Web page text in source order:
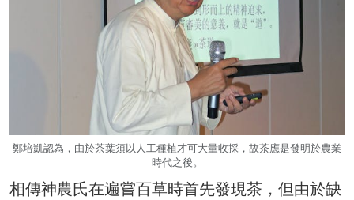
鄭培凱認為，由於茶葉須以人工種植才可大量收採，故茶應是發明於農業
時代之後。
相傳神農氏在遍嘗百草時首先發現茶，但由於缺